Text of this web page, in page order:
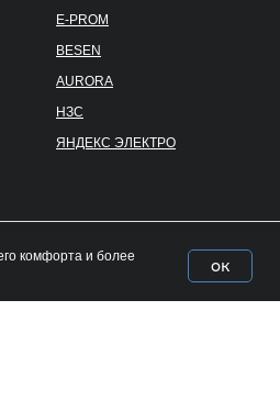
Cart
комфорта и более
ок
E-PROM
BESEN
AURORA
НЗС
ЯНДЕКС ЭЛЕКТРО